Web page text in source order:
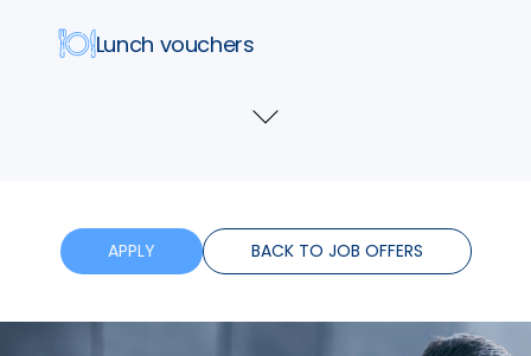
Lunch vouchers
Bonus
Show
APPLY BACK TO JOB OFFERS